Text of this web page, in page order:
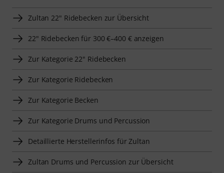
Zultan 22" Ridebecken zur Übersicht
22" Ridebecken für 300 €–400 € anzeigen
Zur Kategorie 22" Ridebecken
Zur Kategorie Ridebecken
Zur Kategorie Becken
Zur Kategorie Drums und Percussion
Detaillierte Herstellerinfos für Zultan
Zultan Drums und Percussion zur Übersicht